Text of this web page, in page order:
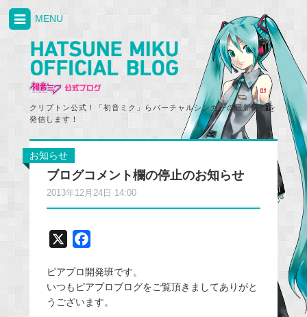
クリプトン公式！「初音ミク」らバーチャルシンガーの最新情報を
発信します！
MENU
お知らせ
ブログコメント欄の停止のお知らせ
2013年12月24日 14:00
c
b
ピアプロ開発班です。
いつもピアプロブログをご覧頂きましてありがと
うございます。